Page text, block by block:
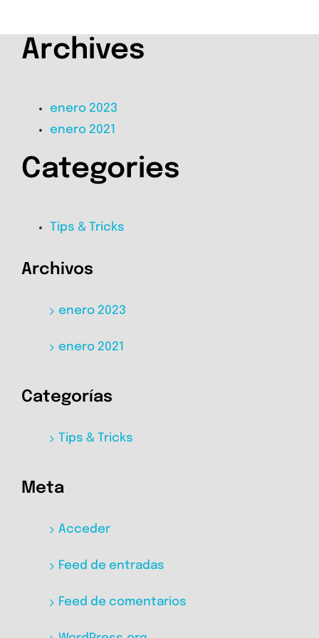
Archives
enero 2023
enero 2021
Categories
Tips & Tricks
Archivos
enero 2023
enero 2021
Categorías
Tips & Tricks
Meta
Acceder
Feed de entradas
Feed de comentarios